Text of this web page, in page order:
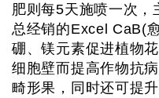
肥则每5天施喷一次，
总经销的Excel CaB(
硼、镁元素促进植物
细胞壁而提高作物抗
畸形果，同时还可提